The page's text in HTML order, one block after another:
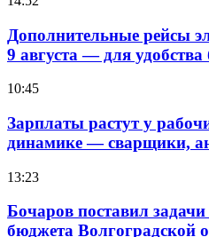
Дополнительные рейсы
9 августа — для
10:45
Зарплаты растут у
динамике — сварщики,
13:23
Бочаров поставил
бюджета Волгоградской